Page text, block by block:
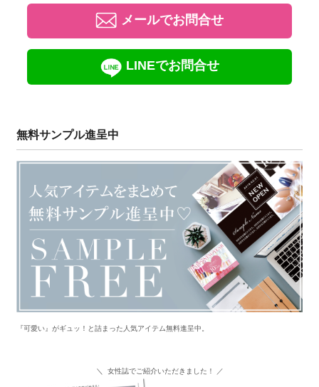
メールでお問合せ
LINEでお問合せ
無料サンプル進呈中
『可愛い』がギュッ！と詰まった人気アイテム無料進呈中。
＼ 女性誌でご紹介いただきました！ ／